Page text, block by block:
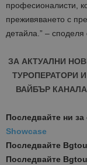
професионалисти,
преживяването с
детайла.” –
ЗА АКТУАЛНИ
ТУРОПЕРАТОРИ
ВАЙБЪР КАНАЛА
Последвайте ни
Showcase
Последвайте
Последвайте